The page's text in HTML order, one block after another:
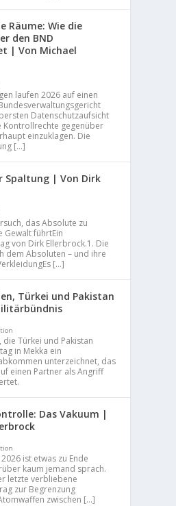
Räume: Wie die
den BND
| Von Michael
laufen 2026 auf einen
Datenschutzaufsicht
Kontrollrechte gegenüber
einzuklagen. Die
[…]
Spaltung | Von Dirk
das Absolute zu
Gewalt führtEin
von Dirk Ellerbrock.1. Die
dem Absoluten – und ihre
[…]
Türkei und Pakistan
die Türkei und Pakistan
in Mekka ein
unterzeichnet, das
einen Partner als Angriff
Das Vakuum |
ist etwas zu Ende
kaum jemand sprach.
letzte verbliebene
zur Begrenzung
zwischen […]